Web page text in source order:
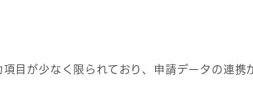
目が少なく限られており、申請データの連